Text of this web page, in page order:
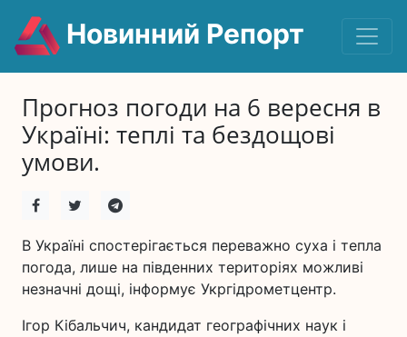
Новинний Репорт
Прогноз погоди на 6 вересня в
Україні: теплі та бездощові
умови.
В Україні спостерігається переважно суха і тепла
погода, лише на південних територіях можливі
незначні дощі, інформує Укргідрометцентр.
Ігор Кібальчич, кандидат географічних наук і